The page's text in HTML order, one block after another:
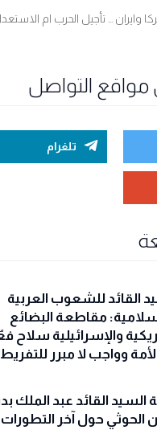
وايران ... تأجيل الحرب ام
مواقع التواصل
تلغرام
القائد للشعوب العربية
مقاطعة البضائع
والإسرائيلية سلاح
وواجب لا مبرر
السيد القائد عبد الملك
الحوثي حول آخر التطورات